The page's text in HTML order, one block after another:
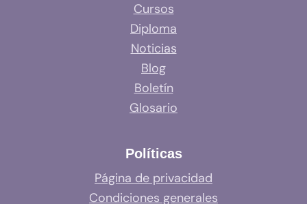
Cursos
Diploma
Noticias
Blog
Boletín
Glosario
Políticas
Página de privacidad
Condiciones generales